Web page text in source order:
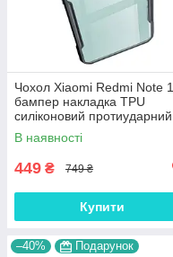
Чохол Xiaomi Redmi Note
бампер накладка TPU
силіконовий протиударний
прозорий "NEO-HYBRID"
В наявності
449 ₴ 749 ₴
Купити
–40% Подарунок